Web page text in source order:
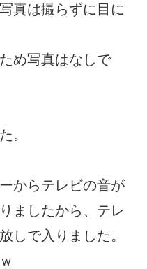
真は撮らずに目に
め写真はなしで
。
からテレビの音が
ましたから、テレ
しで入りました。